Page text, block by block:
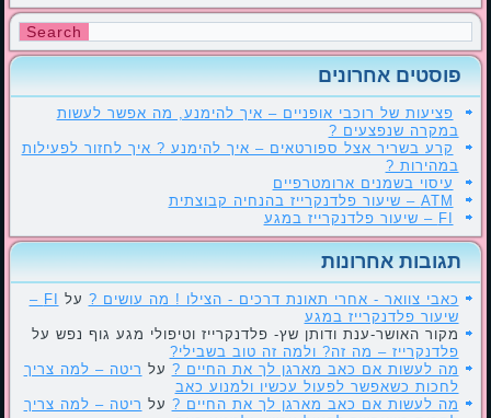
פוסטים אחרונים
פציעות של רוכבי אופניים – איך להימנע, מה אפשר לעשות
במקרה שנפצעים ?
קרע בשריר אצל ספורטאים – איך להימנע ? איך לחזור לפעילות
במהירות ?
עיסוי בשמנים ארומטרפיים
ATM – שיעור פלדנקרייז בהנחיה קבוצתית
FI – שיעור פלדנקרייז במגע
תגובות אחרונות
כאבי צוואר - אחרי תאונת דרכים - הצילו ! מה עושים ? על
FI –
שיעור פלדנקרייז במגע
מקור האושר-ענת ודותן שץ- פלדנקרייז וטיפולי מגע גוף נפש על
פלדנקרייז – מה זה? ולמה זה טוב בשבילי?
מה לעשות אם כאב מארגן לך את החיים ? על ריטה – למה צריך
לחכות כשאפשר לפעול עכשיו ולמנוע כאב
מה לעשות אם כאב מארגן לך את החיים ? על ריטה – למה צריך